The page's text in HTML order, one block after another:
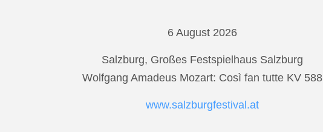
6 August 2026
Salzburg, Großes Festspielhaus Salzburg
Wolfgang Amadeus Mozart: Così fan tutte KV 588
www.salzburgfestival.at